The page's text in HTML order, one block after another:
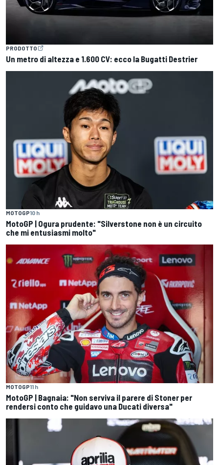
PRODOTTO
Un metro di altezza e 1.600 CV: ecco la Bugatti Destrier
MOTOGP10 h
MotoGP | Ogura prudente: "Silverstone non è un circuito
che mi entusiasmi molto"
MOTOGP11 h
MotoGP | Bagnaia: "Non serviva il parere di Stoner per
rendersi conto che guidavo una Ducati diversa"